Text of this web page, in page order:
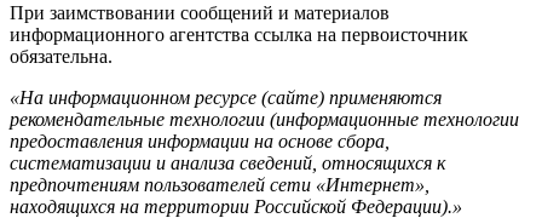
При заимствовании сообщений и материалов
информационного агентства ссылка на первоисточник
обязательна.
«На информационном ресурсе (сайте) применяются
рекомендательные технологии (информационные технологии
предоставления информации на основе сбора,
систематизации и анализа сведений, относящихся к
предпочтениям пользователей сети «Интернет»,
находящихся на территории Российской Федерации).»